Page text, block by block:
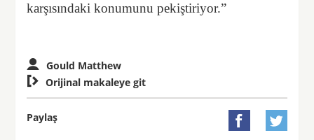
karşısındaki konumunu pekiştiriyor.”
Gould Matthew
 Orijinal makaleye git
Paylaş  